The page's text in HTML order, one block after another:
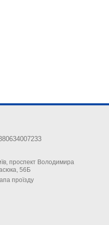
проспект Володимира
56Б
проїзду